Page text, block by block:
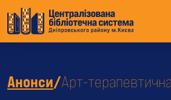
Анонси/Арт-